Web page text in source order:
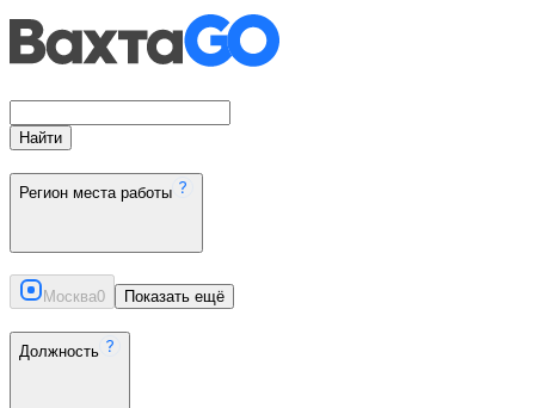
Найти
Регион места работы
Москва0 Показать ещё
Должность